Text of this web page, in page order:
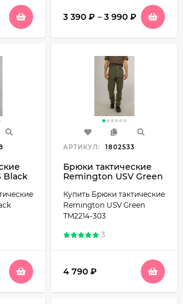
3 390 ₽ – 3 990 ₽
Black
АРТИКУЛ: 1802533
Брюки тактические
Remington USV Green
Купить Брюки тактические
Remington USV Green
TM2214-303
3
4 790 ₽